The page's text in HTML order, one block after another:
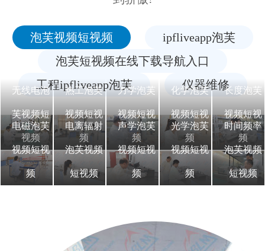
泡芙视频短视频
ipfliveapp泡芙
泡芙短视频在线下载导航入口
工程ipfliveapp泡芙
仪器维修
无线电泡
芙视频短
视频
热工泡芙
视频短视
频
力学泡芙
视频短视
频
化学泡芙
视频短视
频
长度泡芙
视频短视
频
电磁泡芙
视频短视
频
电离辐射
泡芙视频
短视频
声学泡芙
视频短视
频
光学泡芙
视频短视
频
时间频率
泡芙视频
短视频